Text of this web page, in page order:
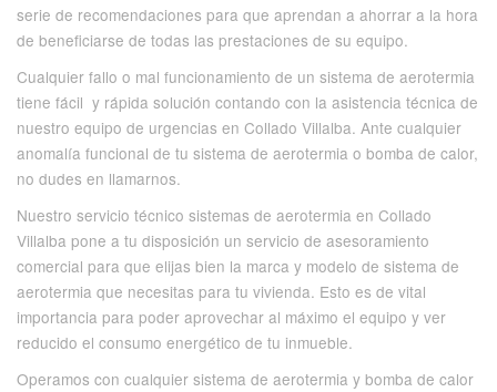
serie de recomendaciones para que aprendan a ahorrar a la hora
de beneficiarse de todas las prestaciones de su equipo.
Cualquier fallo o mal funcionamiento de un sistema de aerotermia
tiene fácil y rápida solución contando con la asistencia técnica de
nuestro equipo de urgencias en Collado Villalba. Ante cualquier
anomalía funcional de tu sistema de aerotermia o bomba de calor,
no dudes en llamarnos.
Nuestro servicio técnico sistemas de aerotermia en Collado
Villalba pone a tu disposición un servicio de asesoramiento
comercial para que elijas bien la marca y modelo de sistema de
aerotermia que necesitas para tu vivienda. Esto es de vital
importancia para poder aprovechar al máximo el equipo y ver
reducido el consumo energético de tu inmueble.
Operamos con cualquier sistema de aerotermia y bomba de calor